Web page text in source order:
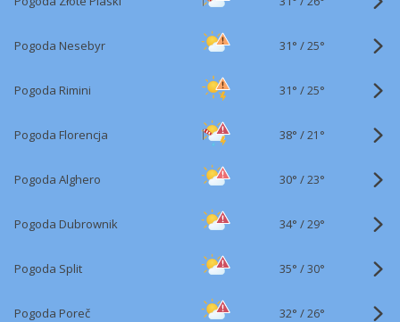
Pogoda Nesebyr 31° /25°
Pogoda Rimini 31° /25°
Pogoda Florencja 38° /21°
Pogoda Alghero 30° /23°
Pogoda Dubrownik 34° /29°
Pogoda Split 35° /30°
Pogoda Poreč 32° /26°